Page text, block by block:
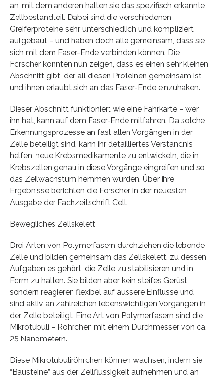
an, mit dem anderen halten sie das spezifisch erkannte
Zellbestandteil. Dabei sind die verschiedenen
Greiferproteine sehr unterschiedlich und kompliziert
aufgebaut – und haben doch alle gemeinsam, dass sie
sich mit dem Faser-Ende verbinden können. Die
Forscher konnten nun zeigen, dass es einen sehr kleinen
Abschnitt gibt, der all diesen Proteinen gemeinsam ist
und ihnen erlaubt sich an das Faser-Ende einzuhaken.
Dieser Abschnitt funktioniert wie eine Fahrkarte – wer
ihn hat, kann auf dem Faser-Ende mitfahren. Da solche
Erkennungsprozesse an fast allen Vorgängen in der
Zelle beteiligt sind, kann ihr detailliertes Verständnis
helfen, neue Krebsmedikamente zu entwickeln, die in
Krebszellen genau in diese Vorgänge eingreifen und so
das Zellwachstum hemmen würden. Über ihre
Ergebnisse berichten die Forscher in der neuesten
Ausgabe der Fachzeitschrift Cell.
Bewegliches Zellskelett
Drei Arten von Polymerfasern durchziehen die lebende
Zelle und bilden gemeinsam das Zellskelett, zu dessen
Aufgaben es gehört, die Zelle zu stabilisieren und in
Form zu halten. Sie bilden aber kein steifes Gerüst,
sondern reagieren flexibel auf äussere Einflüsse und
sind aktiv an zahlreichen lebenswichtigen Vorgängen in
der Zelle beteiligt. Eine Art von Polymerfasern sind die
Mikrotubuli – Röhrchen mit einem Durchmesser von ca.
25 Nanometern.
Diese Mikrotubuliröhrchen können wachsen, indem sie
“Bausteine” aus der Zellflüssigkeit aufnehmen und an